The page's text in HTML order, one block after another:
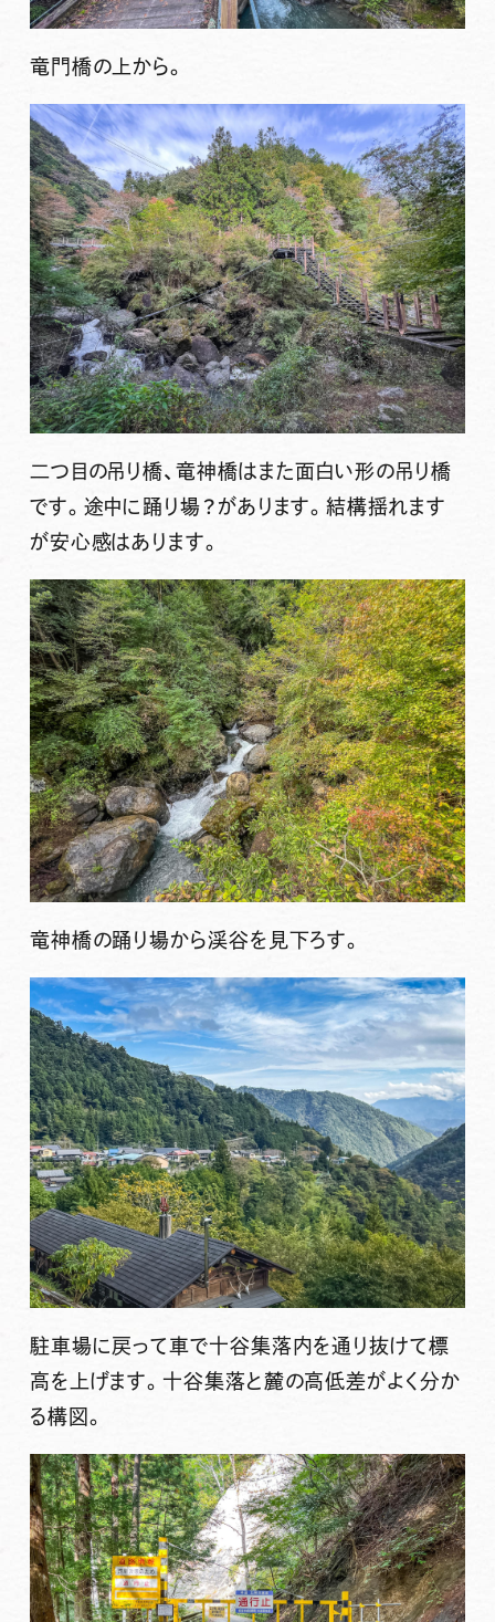
竜門橋の上から。
二つ目の吊り橋、竜神橋はまた面白い形の吊り橋
です。途中に踊り場？があります。結構揺れます
が安心感はあります。
竜神橋の踊り場から渓谷を見下ろす。
駐車場に戻って車で十谷集落内を通り抜けて標
高を上げます。十谷集落と麓の高低差がよく分か
る構図。